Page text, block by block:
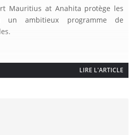
Mauritius at Anahita protège les
un ambitieux programme de
LIRE L'ARTICLE